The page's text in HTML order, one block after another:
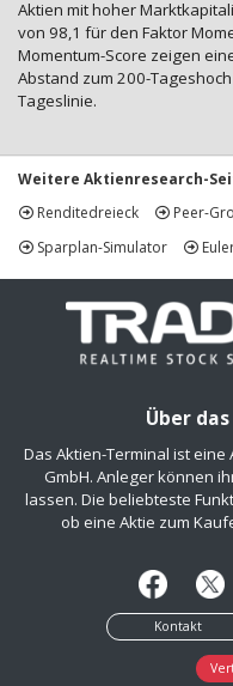
Aktien mit hoher
von 98,1 für den Faktor
Momentum-Score zeigen
Abstand zum 200-
Tageslinie.
Weitere Aktienresearch-
Renditedreieck
Peer-
Sparplan-Simulator
Über
Das Aktien-Terminal ist
GmbH. Anleger können
lassen. Die beliebteste
ob eine Aktie zum
Kontakt